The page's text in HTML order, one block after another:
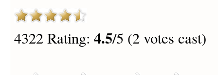
4322 Rating: 4.5/5 (2 votes cast)